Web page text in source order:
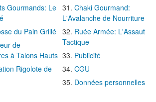
Gourmands: Le
du Pain Grillé
de
à Talons Hauts
Rigolote de
Chaki Gourmand:
L'Avalanche de Nourriture
Ruée Armée: L'Assaut
Tactique
Publicité
CGU
Données personnelles